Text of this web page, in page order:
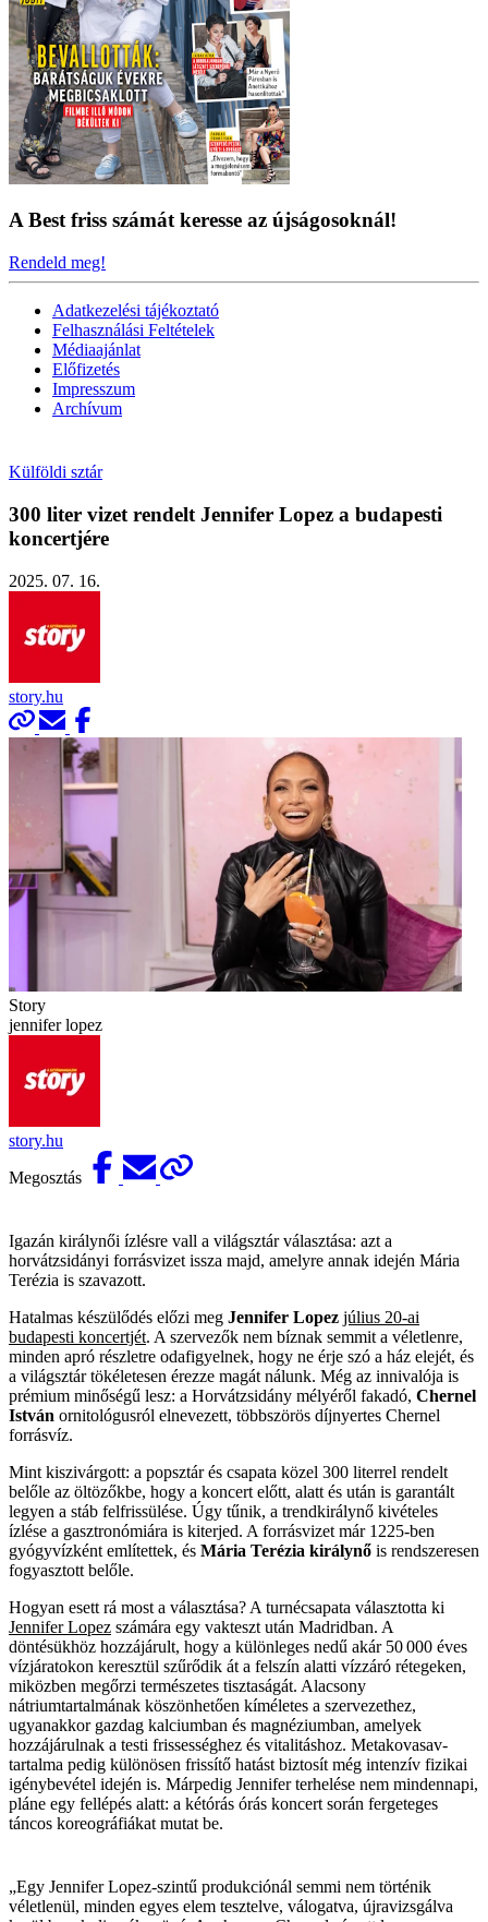
A Best friss számát keresse az újságosoknál!
Rendeld meg!
Adatkezelési tájékoztató
Felhasználási Feltételek
Médiaajánlat
Előfizetés
Impresszum
Archívum
Külföldi sztár
300 liter vizet rendelt Jennifer Lopez a budapesti
koncertjére
2025. 07. 16.
story.hu
Story
jennifer lopez
story.hu
Megosztás
Igazán királynői ízlésre vall a világsztár választása: azt a
horvátzsidányi forrásvizet issza majd, amelyre annak idején Mária
Terézia is szavazott.
Hatalmas készülődés előzi meg Jennifer Lopez július 20-ai
budapesti koncertjét. A szervezők nem bíznak semmit a véletlenre,
minden apró részletre odafigyelnek, hogy ne érje szó a ház elejét, és
a világsztár tökéletesen érezze magát nálunk. Még az innivalója is
prémium minőségű lesz: a Horvátzsidány mélyéről fakadó, Chernel
István ornitológusról elnevezett, többszörös díjnyertes Chernel
forrásvíz.
Mint kiszivárgott: a popsztár és csapata közel 300 literrel rendelt
belőle az öltözőkbe, hogy a koncert előtt, alatt és után is garantált
legyen a stáb felfrissülése. Úgy tűnik, a trendkirálynő kivételes
ízlése a gasztronómiára is kiterjed. A forrásvizet már 1225-ben
gyógyvízként említettek, és Mária Terézia királynő is rendszeresen
fogyasztott belőle.
Hogyan esett rá most a választása? A turnécsapata választotta ki
Jennifer Lopez számára egy vakteszt után Madridban. A
döntésükhöz hozzájárult, hogy a különleges nedű akár 50 000 éves
vízjáratokon keresztül szűrődik át a felszín alatti vízzáró rétegeken,
miközben megőrzi természetes tisztaságát. Alacsony
nátriumtartalmának köszönhetően kíméletes a szervezethez,
ugyanakkor gazdag kalciumban és magnéziumban, amelyek
hozzájárulnak a testi frissességhez és vitalitáshoz. Metakovasav-
tartalma pedig különösen frissítő hatást biztosít még intenzív fizikai
igénybevétel idején is. Márpedig Jennifer terhelése nem mindennapi,
pláne egy fellépés alatt: a kétórás órás koncert során fergeteges
táncos koreográfiákat mutat be.
„Egy Jennifer Lopez-szintű produkciónál semmi nem történik
véletlenül, minden egyes elem tesztelve, válogatva, újravizsgálva